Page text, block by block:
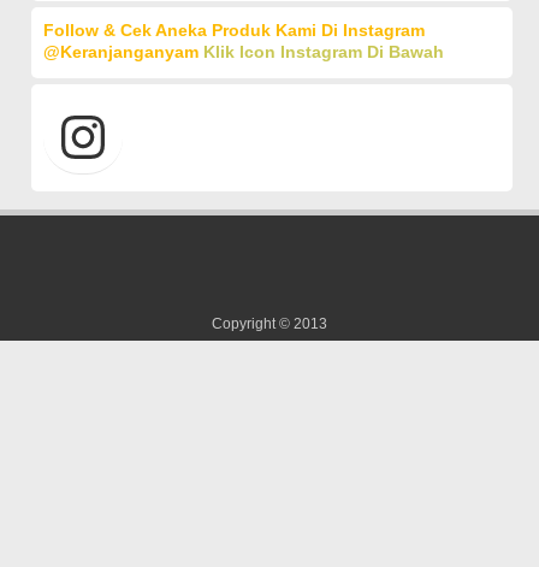
Follow & Cek Aneka Produk Kami Di Instagram
@keranjanganyam Klik Icon Instagram Di Bawah
Copyright © 2013